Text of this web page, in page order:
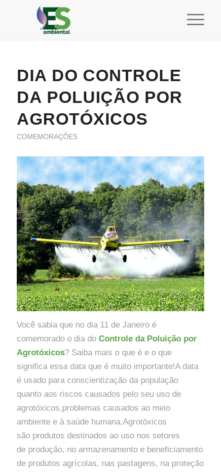
DIA DO CONTROLE
DA POLUIÇÃO POR
AGROTÓXICOS
COMEMORAÇÕES
Você sabia que no dia 11 de Janeiro é
comemorado o dia do Controle da Poluição por
Agrotóxicos? Saiba mais o que é e o que
significa essa data que é muito importante!A data
é usado para conscientização da população
quanto aos riscos causados pelo seu uso de
agrotóxicos,problemas causados ao meio
ambiente e à saúde humana.Agrotóxicos
são produtos destinados ao uso nos setores
de produção, no armazenamento e beneficiamento
de produtos agrícolas, nas pastagens, na proteção